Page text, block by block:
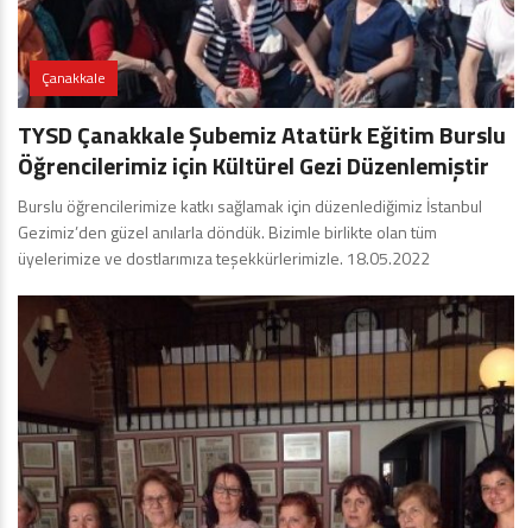
Çanakkale
TYSD Çanakkale Şubemiz Atatürk Eğitim Burslu
Öğrencilerimiz için Kültürel Gezi Düzenlemiştir
Burslu öğrencilerimize katkı sağlamak için düzenlediğimiz İstanbul
Gezimiz’den güzel anılarla döndük. Bizimle birlikte olan tüm
üyelerimize ve dostlarımıza teşekkürlerimizle. 18.05.2022